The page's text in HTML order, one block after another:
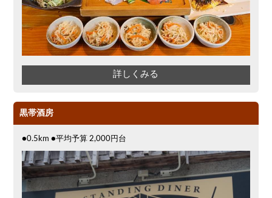
詳しくみる
黒帯酒房
●0.5km ●平均予算 2,000円台